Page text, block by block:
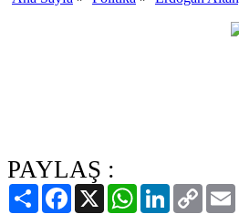
PAYLAŞ :
PaylaşFacebook
X WhatsAppLinkedIn
Copy
Link